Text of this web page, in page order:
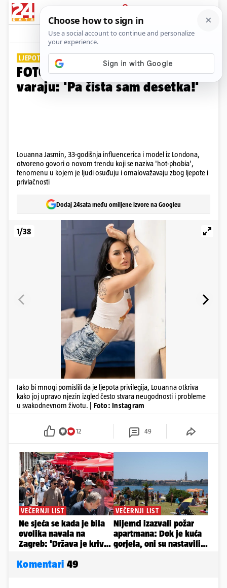
PRIJAVA
Galerija Komentari
LJEPOTA JOJ JE BREME
FOTO Ne razumije zašto je dečki
varaju: 'Pa čista sam desetka!'
Louanna Jasmin, 33-godišnja influencerica i model iz Londona,
otvoreno govori o novom trendu koji se naziva 'hot-phobia',
fenomenu u kojem je ljudi osuđuju i omalovažavaju zbog ljepote i
privlačnosti
Dodaj 24sata među omiljene izvore na Googleu
1/38
Iako bi mnogi pomislili da je ljepota privilegija, Louanna otkriva
kako joj upravo njezin izgled često stvara neugodnosti i probleme
u svakodnevnom životu.
| Foto: Instagram
12 49
Komentari 49